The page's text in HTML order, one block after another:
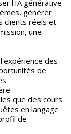
l'IA générative
générer
clients réels et
une
des
de
que des cours
en langage
de